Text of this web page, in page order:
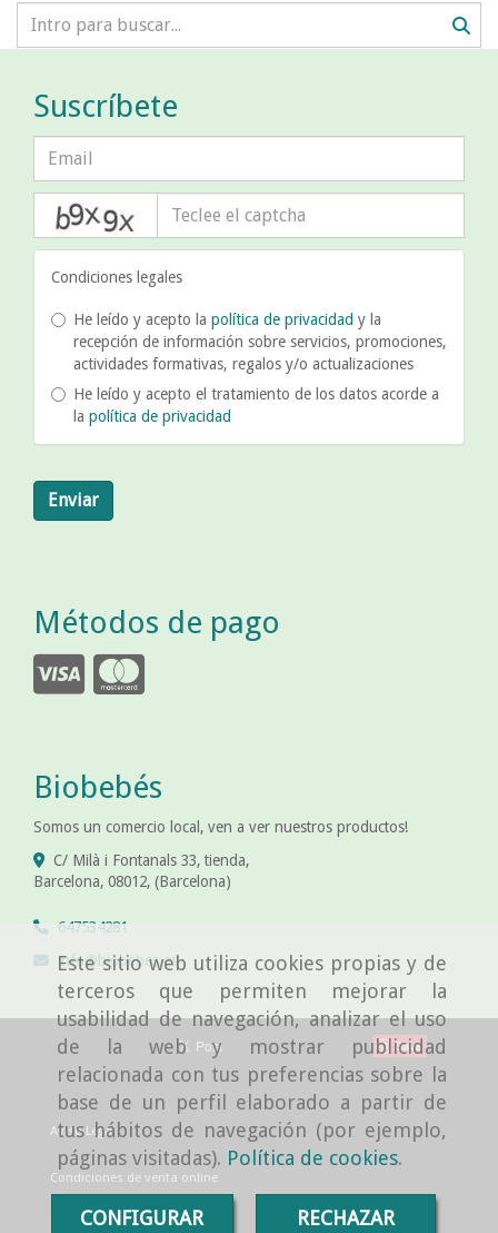
Este sitio web utiliza cookies propias y de
terceros que permiten mejorar la
usabilidad de navegación, analizar el uso
de la web y mostrar publicidad
relacionada con tus preferencias sobre la
base de un perfil elaborado a partir de
tus hábitos de navegación (por ejemplo,
páginas visitadas). Política de cookies.
CONFIGURAR RECHAZAR
Suscríbete
Condiciones legales
He leído y acepto la política de privacidad y la
recepción de información sobre servicios, promociones,
actividades formativas, regalos y/o actualizaciones
He leído y acepto el tratamiento de los datos acorde a
la política de privacidad
Enviar
Métodos de pago
Biobebés
Somos un comercio local, ven a ver nuestros productos!
C/ Milà i Fontanals 33, tienda,
Barcelona, 08012, (Barcelona)
647534281
info
biobebes.es
Save
Aviso Legal
Condiciones de venta online
Política de cookies